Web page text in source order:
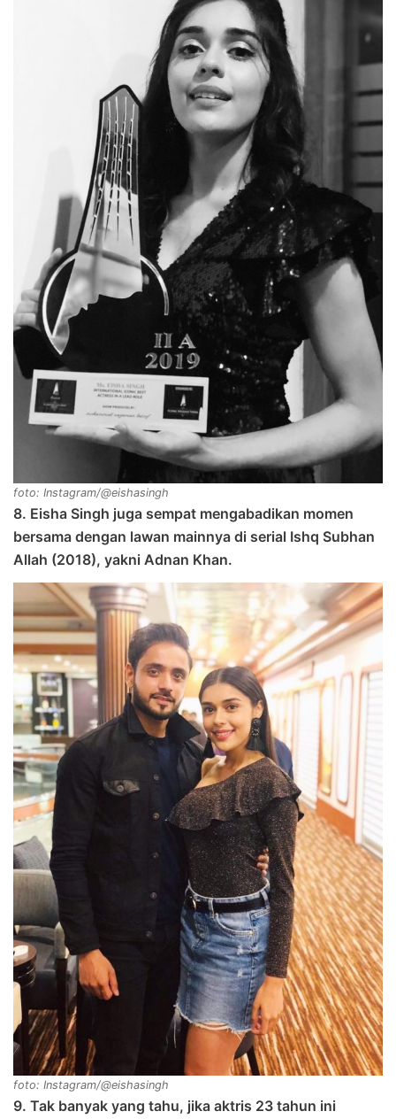
foto: Instagram/@eishasingh
8. Eisha Singh juga sempat mengabadikan momen
bersama dengan lawan mainnya di serial Ishq Subhan
Allah (2018), yakni Adnan Khan.
foto: Instagram/@eishasingh
9. Tak banyak yang tahu, jika aktris 23 tahun ini